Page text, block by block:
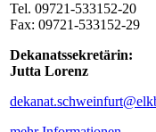
Tel. 09721-533152-20
Fax: 09721-533152-29
Dekanatssekretärin:
Jutta Lorenz